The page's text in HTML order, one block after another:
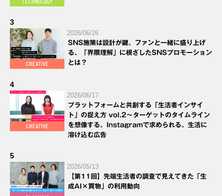
3
2026/06/26
SNS施策は設計が鍵。ファンと一緒に盛り上げ
る、「界隈理解」に根ざしたSNSプロモーション
とは？
4
2026/06/17
プラットフォームと共創する「生活者インサイ
ト」の捉え方 vol.2～ターゲットのタイムライン
を想像する。Instagramで求められる、生活に
溶け込む広告
5
2026/05/13
【第11回】先端生活者の調査で見えてきた「生
成AI×買物」の利用動向